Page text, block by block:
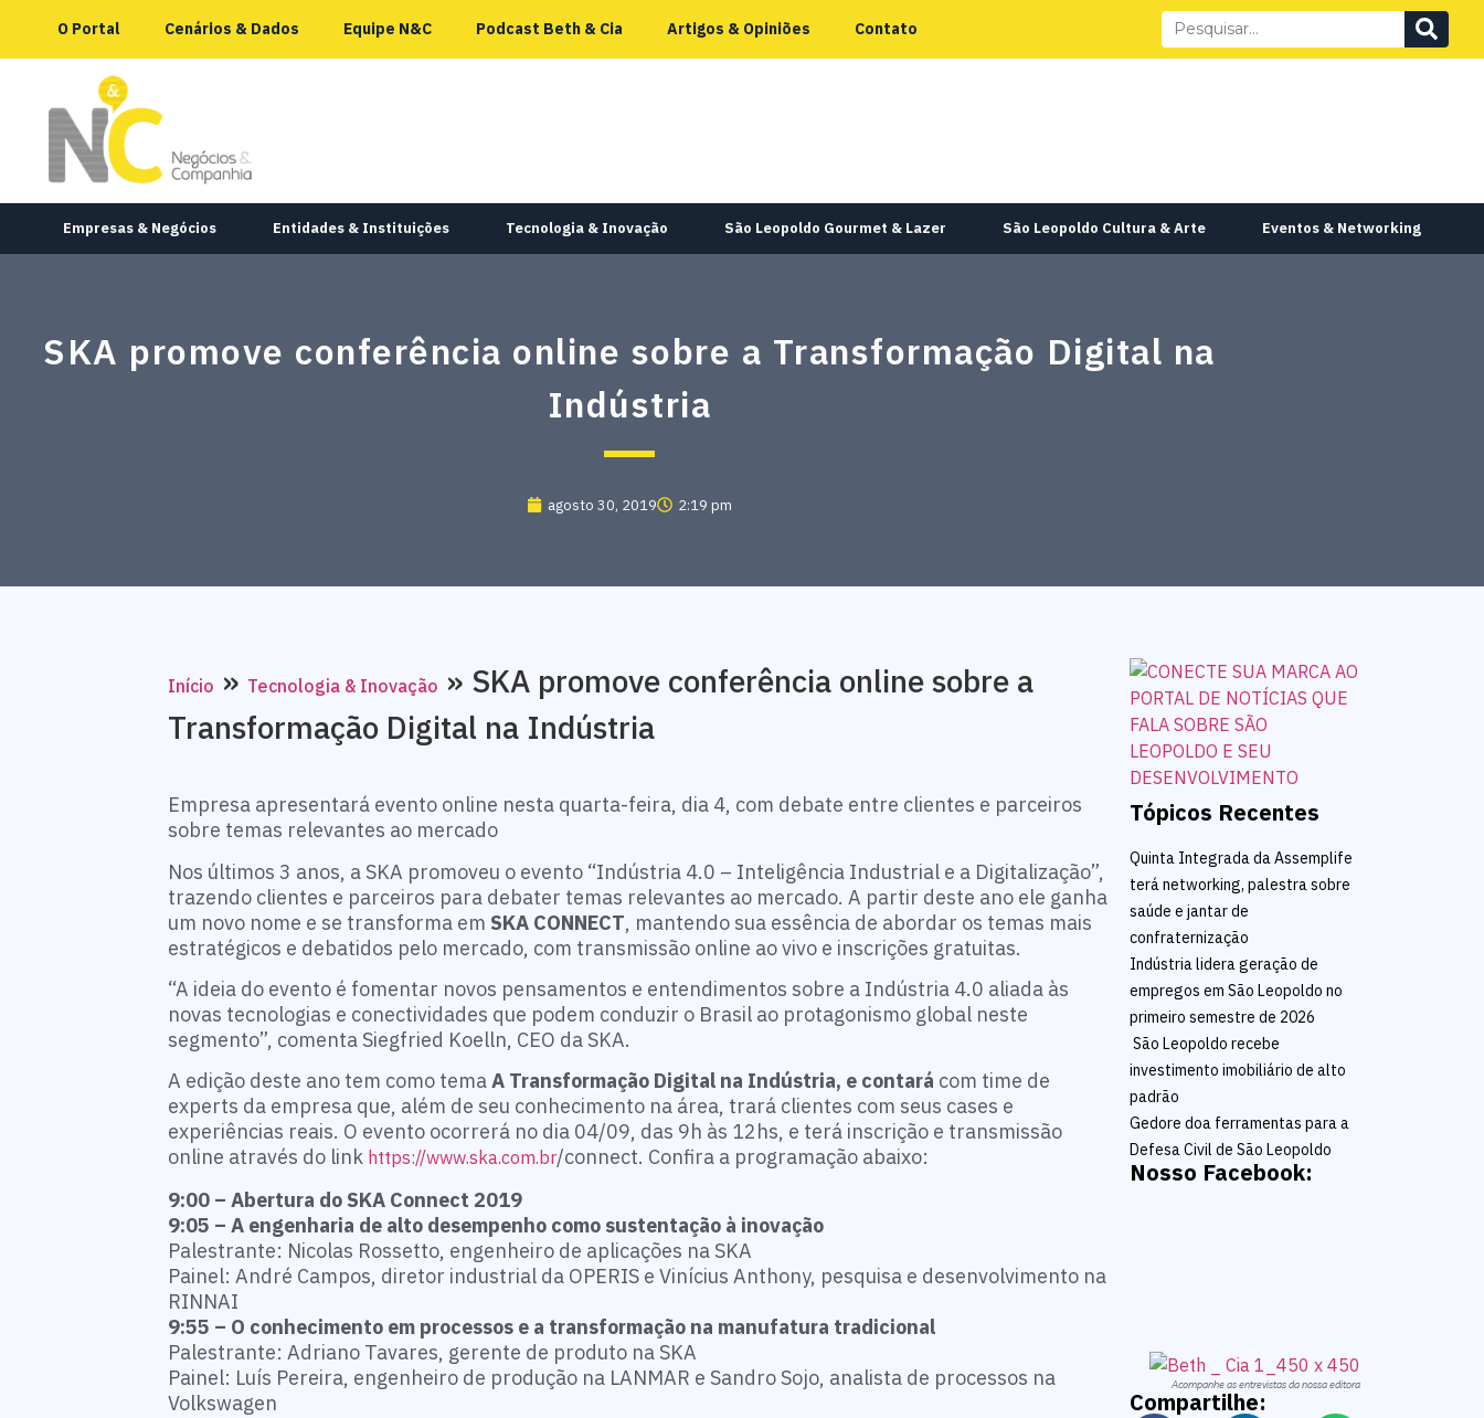
O Portal Cenários & Dados Equipe N&C Podcast Beth & Cia Artigos & Opiniões Contato
Empresas & Negócios Entidades & Instituições Tecnologia & Inovação São Leopoldo Gourmet & Lazer São Leopoldo Cultura & Arte Eventos & Networking
SKA promove conferência online sobre a Transformação Digital na
Indústria
agosto 30, 2019 2:19 pm
Início » Tecnologia & Inovação » SKA promove conferência online sobre a
Transformação Digital na Indústria
Empresa apresentará evento online nesta quarta-feira, dia 4, com debate entre clientes e parceiros
sobre temas relevantes ao mercado
Nos últimos 3 anos, a SKA promoveu o evento “Indústria 4.0 – Inteligência Industrial e a Digitalização”,
trazendo clientes e parceiros para debater temas relevantes ao mercado. A partir deste ano ele ganha
um novo nome e se transforma em SKA CONNECT, mantendo sua essência de abordar os temas mais
estratégicos e debatidos pelo mercado, com transmissão online ao vivo e inscrições gratuitas.
“A ideia do evento é fomentar novos pensamentos e entendimentos sobre a Indústria 4.0 aliada às
novas tecnologias e conectividades que podem conduzir o Brasil ao protagonismo global neste
segmento”, comenta Siegfried Koelln, CEO da SKA.
A edição deste ano tem como temaA Transformação Digital na Indústria, e contará com time de
experts da empresa que, além de seu conhecimento na área, trará clientes com seus cases e
experiências reais. O evento ocorrerá no dia 04/09, das 9h às 12hs, e terá inscrição e transmissão
online através do link https://www.ska.com.br/connect. Confira a programação abaixo:
9:00 – Abertura do SKA Connect 2019
9:05 – A engenharia de alto desempenho como sustentação à inovação
Palestrante: Nicolas Rossetto, engenheiro de aplicações na SKA
Painel: André Campos, diretor industrial da OPERIS e Vinícius Anthony, pesquisa e desenvolvimento na
RINNAI
9:55 – O conhecimento em processos e a transformação na manufatura tradicional
Palestrante: Adriano Tavares, gerente de produto na SKA
Painel: Luís Pereira, engenheiro de produção na LANMAR e Sandro Sojo, analista de processos na
Volkswagen
Tópicos Recentes
Quinta Integrada da Assemplife
terá networking, palestra sobre
saúde e jantar de
confraternização
Indústria lidera geração de
empregos em São Leopoldo no
primeiro semestre de 2026
São Leopoldo recebe
investimento imobiliário de alto
padrão
Gedore doa ferramentas para a
Defesa Civil de São Leopoldo
Nosso Facebook:
Acompanhe as entrevistas da nossa editora
Compartilhe: